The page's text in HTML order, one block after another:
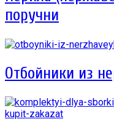
поручни
Отбойники из